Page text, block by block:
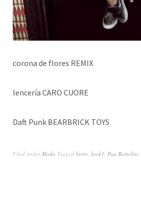
corona de flores REMIX
lencería CARO CUORE
Daft Punk BEARBRICK TOYS
Filed underModa Tagged berto, look1, Pau Bertolini,